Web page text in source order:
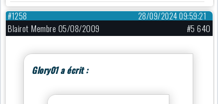
28/09/2024 09:59:21
#1258
Blairot Membre 05/08/2009 #5 640
Glory01 a écrit :